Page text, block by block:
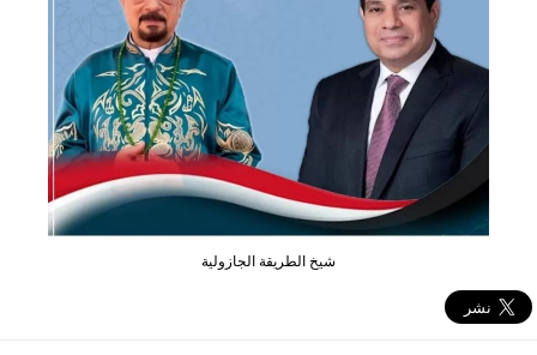
شيخ الطريقة الجازولية